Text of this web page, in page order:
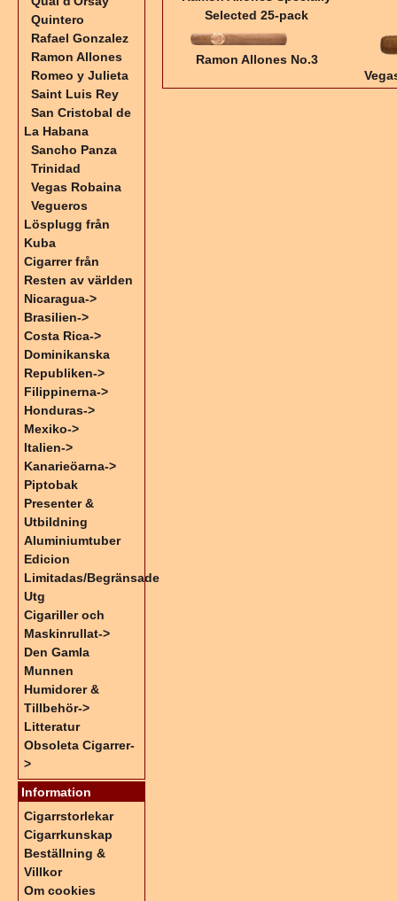
Selected 25-pack
Ramon Allones No.3
Quintero
Rafael Gonzalez
Ramon Allones
Romeo y Julieta
Saint Luis Rey
San Cristobal de
La Habana
Sancho Panza
Trinidad
Vegas Robaina
Vegueros
Lösplugg från
Kuba
Cigarrer från
Resten av världen
Nicaragua->
Brasilien->
Costa Rica->
Dominikanska
Republiken->
Filippinerna->
Honduras->
Mexiko->
Italien->
Kanarieöarna->
Piptobak
Presenter &
Utbildning
Aluminiumtuber
Edicion
Limitadas/Begränsade
Utg
Cigariller och
Maskinrullat->
Den Gamla
Munnen
Humidorer &
Tillbehör->
Litteratur
Obsoleta Cigarrer-
>
Information
Cigarrstorlekar
Cigarrkunskap
Beställning &
Villkor
Om cookies